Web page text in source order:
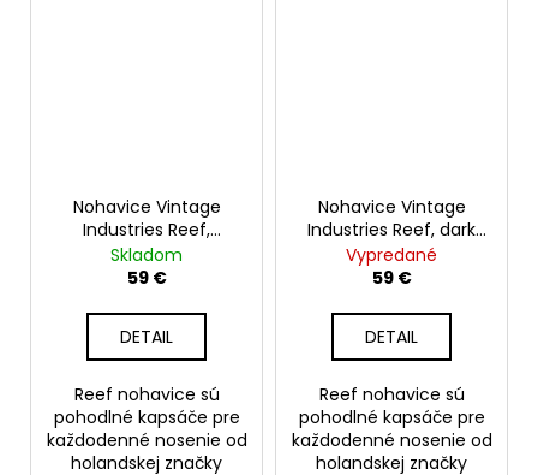
Nohavice Vintage
Industries Reef,
woodland
Skladom
59 €
DETAIL
Reef nohavice sú
pohodlné kapsáče pre
každodenné nosenie od
holandskej značky
Nohavice Vintage
Industries Reef, dark
camo
Vypredané
59 €
DETAIL
Reef nohavice sú
pohodlné kapsáče pre
každodenné nosenie od
holandskej značky